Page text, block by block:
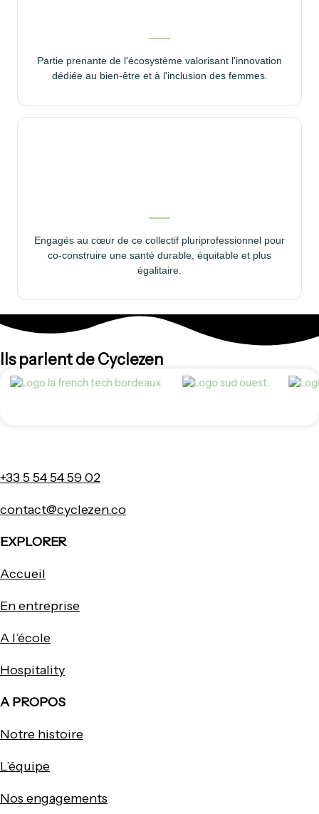
Partie prenante de l'écosystème valorisant l'innovation
dédiée au bien-être et à l'inclusion des femmes.
Engagés au cœur de ce collectif pluriprofessionnel pour
co-construire une santé durable, équitable et plus
égalitaire.
Ils parlent de Cyclezen
+33 5 54 54 59 02
contact@cyclezen.co
EXPLORER
Accueil
En entreprise
A l’école
Hospitality
A PROPOS
Notre histoire
L’équipe
Nos engagements